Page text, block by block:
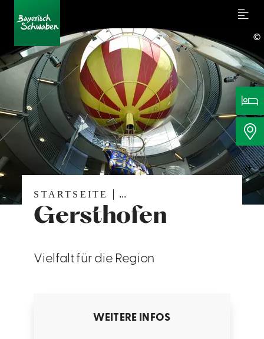
Menu
©
STARTSEITE ...
Gersthofen
Vielfalt für die Region
WEITERE INFOS